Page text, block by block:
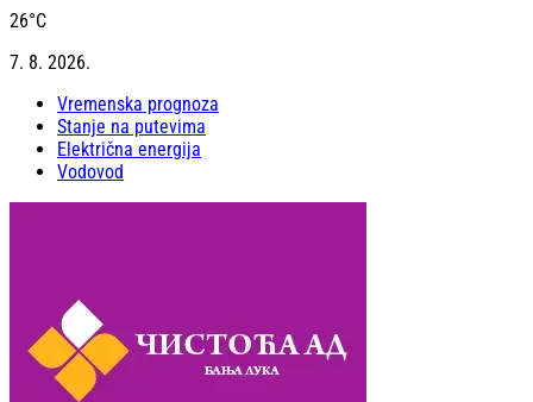
26°C
7. 8. 2026.
Vremenska prognoza
Stanje na putevima
Električna energija
Vodovod